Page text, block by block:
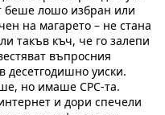
беше лошо избран или
на магарето – не стана
такъв къч, че го залепи
въпросния
десетгодишно уиски.
но имаше СРС-та.
и дори спечели